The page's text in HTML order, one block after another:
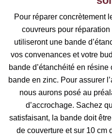
Pour réparer concrètement
couvreurs pour
utiliseront une bande
vos convenances et votre
bande d’étanchéité en
bande en zinc. Pour assurer
nous aurons posé au
d’accrochage. Sachez
satisfaisant, la bande doit
de couverture et sur 10 cm